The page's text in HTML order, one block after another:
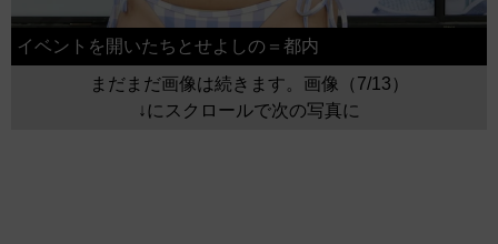
イベントを開いたちとせよしの＝都内
まだまだ画像は続きます。画像（7/13）
↓にスクロールで次の写真に